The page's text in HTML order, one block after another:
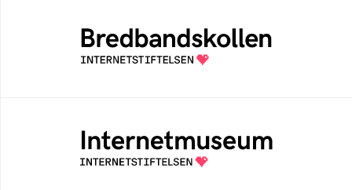
Bredbandskollen är ett oberoende
konsumentverktyg som drivs av
Internetstiftelsen
Ett digitalt museum som byggts, och kureras
av Internetstiftelsen